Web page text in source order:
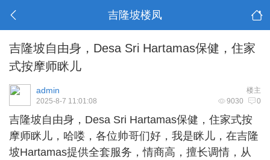
吉隆坡楼凤
吉隆坡自由身，Desa Sri Hartamas保健，住家
式按摩师眯儿
楼主
admin
9030 0
2025-8-7 11:01:08
吉隆坡自由身 ，Desa Sri Hartamas保健，住家式按
摩师眯儿，哈喽，各位帅哥们好，我是眯儿，在吉隆
坡Hartamas提供全套服务，情商高，擅长调情，从